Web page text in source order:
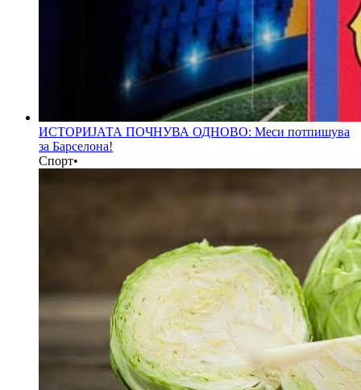
ИСТОРИЈАТА ПОЧНУВА ОДНОВО: Меси потпишува
за Барселона!
Спорт•